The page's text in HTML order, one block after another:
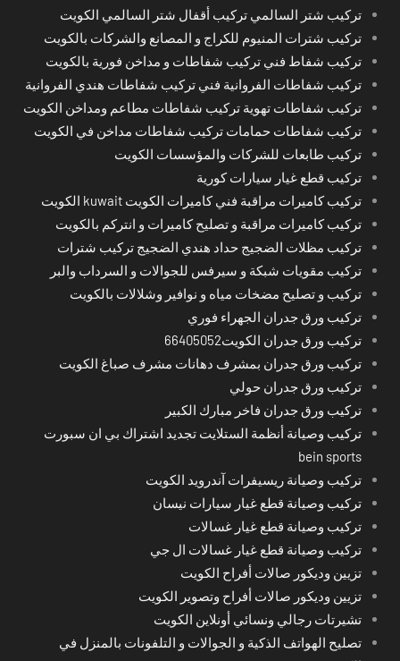
تركيب شتر السالمي تركيب أقفال شتر السالمي الكويت
تركيب شترات المنيوم للكراج و المصانع والشركات بالكويت
تركيب شفاط فني تركيب شفاطات و مداخن فورية بالكويت
تركيب شفاطات الفروانية فني تركيب شفاطات هندي الفروانية
تركيب شفاطات تهوية تركيب شفاطات مطاعم ومداخن الكويت
تركيب شفاطات حمامات تركيب شفاطات مداخن في الكويت
تركيب طابعات للشركات والمؤسسات الكويت
تركيب قطع غيار سيارات كورية
تركيب كاميرات مراقبة فني كاميرات الكويت kuwait الكويت
تركيب كاميرات مراقبة و تصليح كاميرات و انتركم بالكويت
تركيب مظلات الضجيج حداد هندي الضجيج تركيب شترات
تركيب مقويات شبكة و سيرفس للجوالات و السرداب والبر
تركيب و تصليح مضخات مياه و نوافير وشلالات بالكويت
تركيب ورق جدران الجهراء فوري
تركيب ورق جدران الكويت66405052
تركيب ورق جدران بمشرف دهانات مشرف صباغ الكويت
تركيب ورق جدران حولي
تركيب ورق جدران فاخر مبارك الكبير
تركيب وصيانة أنظمة الستلايت تجديد اشتراك بي ان سبورت
bein sports
تركيب وصيانة ريسيفرات آندرويد الكويت
تركيب وصيانة قطع غيار سيارات نيسان
تركيب وصيانة قطع غيار غسالات
تركيب وصيانة قطع غيار غسالات ال جي
تزيين وديكور صالات أفراح الكويت
تزيين وديكور صالات أفراح وتصوير الكويت
تشيرتات رجالي ونسائي أونلاين الكويت
تصليح الهواتف الذكية و الجوالات و التلفونات بالمنزل في